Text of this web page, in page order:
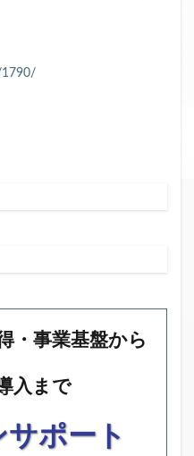
1790/
・事業基盤から
入まで
ポート
CrowdShip Funding
Channel
システム提供開始
セキュリティトークン